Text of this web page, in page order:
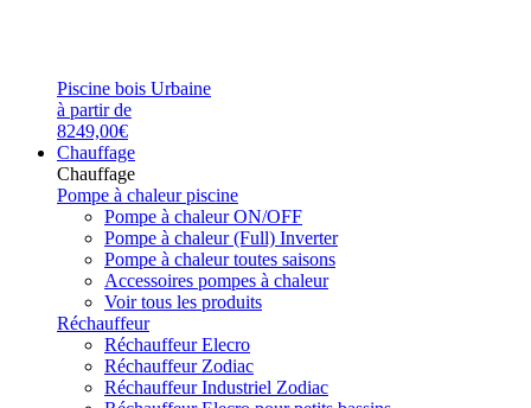
Piscine bois Urbaine
à partir de
8249,00€
Chauffage
Chauffage
Pompe à chaleur piscine
Pompe à chaleur ON/OFF
Pompe à chaleur (Full) Inverter
Pompe à chaleur toutes saisons
Accessoires pompes à chaleur
Voir tous les produits
Réchauffeur
Réchauffeur Elecro
Réchauffeur Zodiac
Réchauffeur Industriel Zodiac